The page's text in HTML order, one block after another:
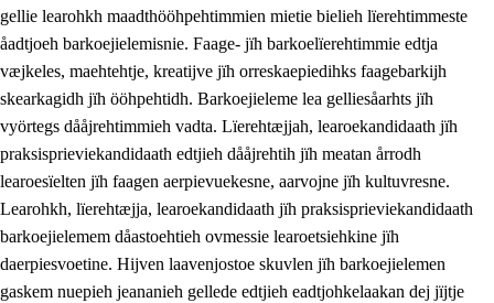
3. Prinsihph skuvlen rïektesisnie
3.1 Feerhmeles lïeremebyjrese
3.2 Ööhpehtimmie jïh sjïehtedamme lïerehtimmie
gellie learohkh maadthööhpehtimmien mietie bielieh lïerehtimmeste
åadtjoeh barkoejielemisnie. Faage- jïh barkoelïerehtimmie edtja
væjkeles, maehtehtje, kreatijve jïh orreskaepiedihks faagebarkijh
skearkagidh jïh ööhpehtidh. Barkoejieleme lea gelliesåarhts jïh
vyörtegs dååjrehtimmieh vadta. Lïerehtæjjah, learoekandidaath jïh
praksisprieviekandidaath edtjieh dååjrehtih jïh meatan årrodh
learoesïelten jïh faagen aerpievuekesne, aarvojne jïh kultuvresne.
Learohkh, lïerehtæjja, learoekandidaath jïh praksisprieviekandidaath
barkoejielemem dåastoehtieh ovmessie learoetsiehkine jïh
daerpiesvoetine. Hijven laavenjostoe skuvlen jïh barkoejielemen
gaskem nuepieh jeananieh gellede edtjieh eadtjohkelaakan dej jïjtje